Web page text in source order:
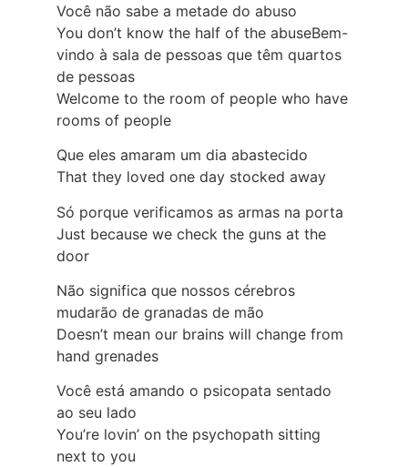
Você não sabe a metade do abuso
You don’t know the half of the abuseBem-
vindo à sala de pessoas que têm quartos
de pessoas
Welcome to the room of people who have
rooms of people
Que eles amaram um dia abastecido
That they loved one day stocked away
Só porque verificamos as armas na porta
Just because we check the guns at the
door
Não significa que nossos cérebros
mudarão de granadas de mão
Doesn’t mean our brains will change from
hand grenades
Você está amando o psicopata sentado
ao seu lado
You’re lovin’ on the psychopath sitting
next to you